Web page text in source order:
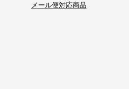
メール便対応商品